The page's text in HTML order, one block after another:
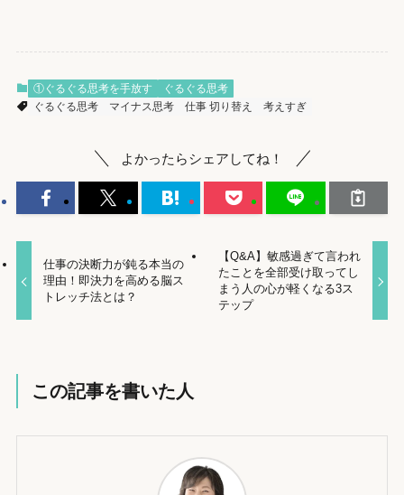
①ぐるぐる思考を手放す
ぐるぐる思考
ぐるぐる思考
マイナス思考 仕事 切り替え 考えすぎ
よかったらシェアしてね！
仕事の決断力が鈍る本当の
理由！即決力を高める脳ス
トレッチ法とは？
【Q&A】敏感過ぎて言われ
たことを全部受け取ってし
まう人の心が軽くなる3ス
テップ
この記事を書いた人